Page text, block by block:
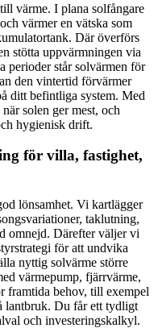
värme. I plana solfångare
värmer en vätska som
Där överförs
stötta uppvärmningen via
perioder står solvärmen för
den vintertid förvärmer
ditt befintliga system. Med
solen ger mest, och
hygienisk drift.
för villa, fastighet,
lönsamhet. Vi kartlägger
taklutning,
omnejd. Därefter väljer vi
för att undvika
nyttig solvärme större
värmepump, fjärrvärme,
framtida behov, till exempel
lantbruk. Du får ett tydligt
och investeringskalkyl.